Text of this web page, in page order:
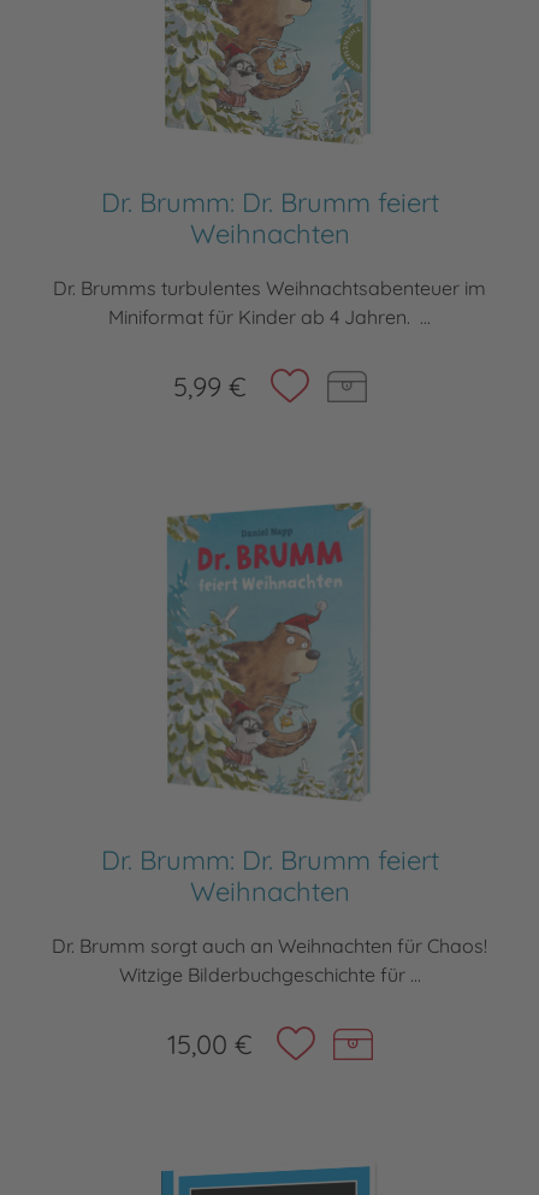
Dr. Brumm: Dr. Brumm feiert
Weihnachten
Dr. Brumms turbulentes Weihnachtsabenteuer im
Miniformat für Kinder ab 4 Jahren. ...
5,99 €
Dr. Brumm: Dr. Brumm feiert
Weihnachten
Dr. Brumm sorgt auch an Weihnachten für Chaos!
Witzige Bilderbuchgeschichte für ...
15,00 €